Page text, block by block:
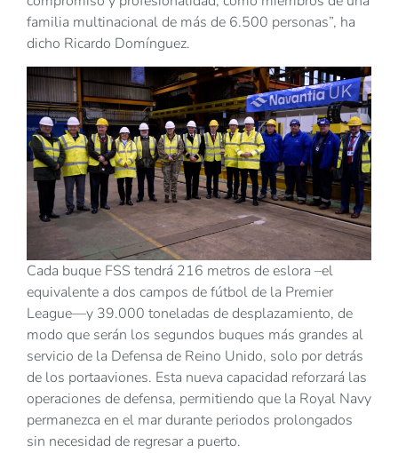
familia multinacional de más de 6.500 personas”, ha
dicho Ricardo Domínguez.
Cada buque FSS tendrá 216 metros de eslora –el
equivalente a dos campos de fútbol de la Premier
League—y 39.000 toneladas de desplazamiento, de
modo que serán los segundos buques más grandes al
servicio de la Defensa de Reino Unido, solo por detrás
de los portaaviones. Esta nueva capacidad reforzará las
operaciones de defensa, permitiendo que la Royal Navy
permanezca en el mar durante periodos prolongados
sin necesidad de regresar a puerto.